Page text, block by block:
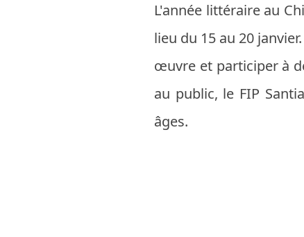
L'année littéraire au
lieu du 15 au 20
œuvre et participer à
au public, le FIP
âges.